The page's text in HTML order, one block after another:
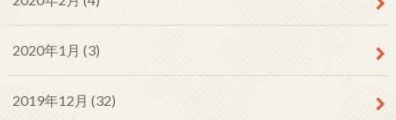
2020年1月 (3)
2019年12月 (32)